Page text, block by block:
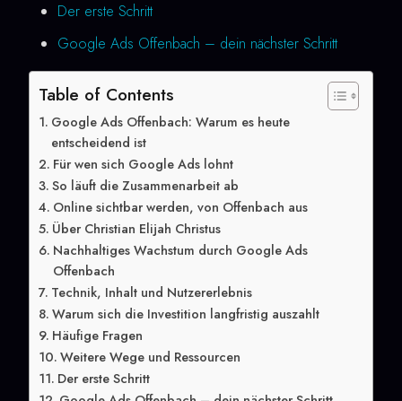
Der erste Schritt
Google Ads Offenbach – dein nächster Schritt
Table of Contents
Google Ads Offenbach: Warum es heute
entscheidend ist
Für wen sich Google Ads lohnt
So läuft die Zusammenarbeit ab
Online sichtbar werden, von Offenbach aus
Über Christian Elijah Christus
Nachhaltiges Wachstum durch Google Ads
Offenbach
Technik, Inhalt und Nutzererlebnis
Warum sich die Investition langfristig auszahlt
Häufige Fragen
Weitere Wege und Ressourcen
Der erste Schritt